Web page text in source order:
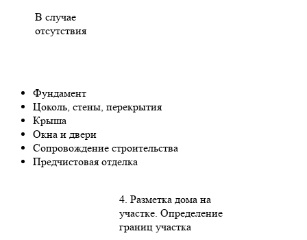
В случае
отсутствия
Фундамент
Цоколь, стены, перекрытия
Крыша
Окна и двери
Сопровождение строительства
Предчистовая отделка
4. Разметка дома на
участке. Определение
границ участка